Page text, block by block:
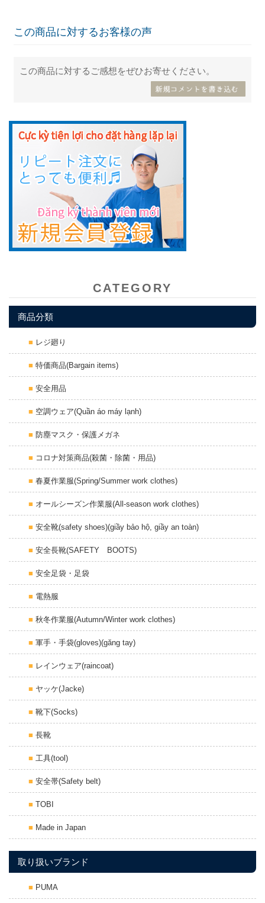
この商品に対するお客様の声
この商品に対するご感想をぜひお寄せください。
CATEGORY
商品分類
レジ廻り
特価商品(Bargain items)
安全用品
空調ウェア(Quần áo máy lạnh)
防塵マスク・保護メガネ
コロナ対策商品(殺菌・除菌・用品)
春夏作業服(Spring/Summer work clothes)
オールシーズン作業服(All-season work clothes)
安全靴(safety shoes)(giầy bảo hộ, giầy an toàn)
安全長靴(SAFETY BOOTS)
安全足袋・足袋
電熱服
秋冬作業服(Autumn/Winter work clothes)
軍手・手袋(gloves)(găng tay)
レインウェア(raincoat)
ヤッケ(Jacke)
靴下(Socks)
長靴
工具(tool)
安全帯(Safety belt)
TOBI
Made in Japan
取り扱いブランド
PUMA